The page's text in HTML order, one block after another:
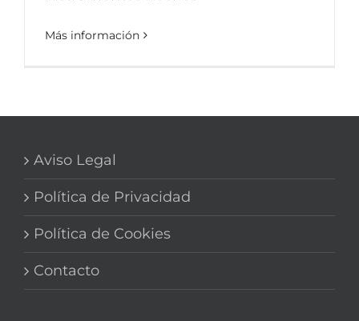
Más información
Aviso Legal
Política de Privacidad
Política de Cookies
Contacto